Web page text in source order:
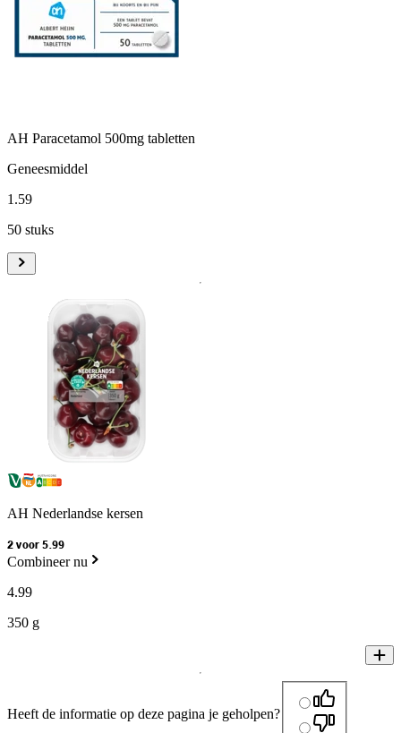
AH Paracetamol 500mg tabletten
Geneesmiddel
1 .59
50 stuks
AH Nederlandse kersen
2 voor 5.99
Combineer nu
4.99
350 g
Heeft de informatie op deze pagina je geholpen?